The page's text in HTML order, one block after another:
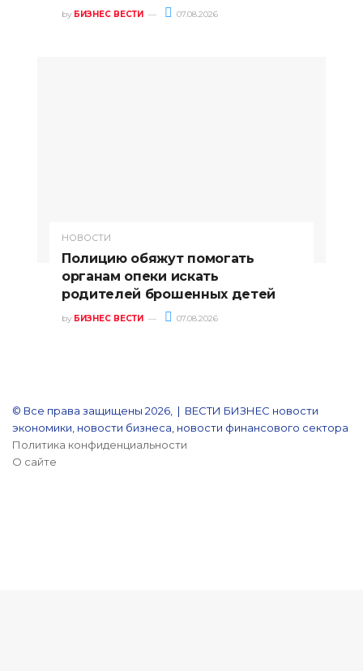
by БИЗНЕС ВЕСТИ 07.08.2026
НОВОСТИ
Полицию обяжут помогать
органам опеки искать
родителей брошенных детей
by БИЗНЕС ВЕСТИ 07.08.2026
© Все права защищены 2026, | ВЕСТИ БИЗНЕС новости
экономики, новости бизнеса, новости финансового сектора
Политика конфиденциальности
О сайте